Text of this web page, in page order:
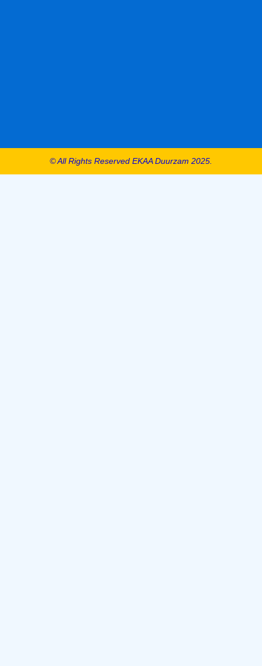
© All Rights Reserved EKAA Duurzam 2025.